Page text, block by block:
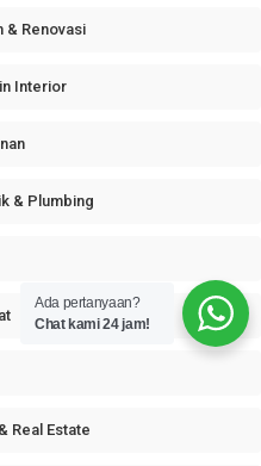
& Renovasi
Interior
& Plumbing
Real Estate
Ada pertanyaan?
Chat kami 24 jam!